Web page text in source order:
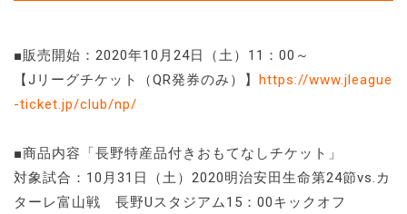
■販売開始：2020年10月24日（土）11：00～
【Jリーグチケット（QR発券のみ）】 https://www.jleague
-ticket.jp/club/np/
■商品内容「長野特産品付きおもてなしチケット」
対象試合：10月31日（土）2020明治安田生命第24節vs.カ
ターレ富山戦 長野Uスタジアム15：00キックオフ